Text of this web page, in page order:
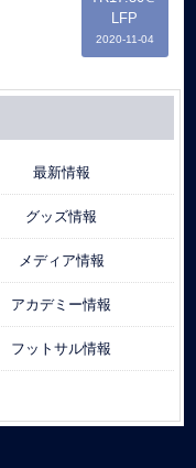
LFP
2020-11-04
最新情報
グッズ情報
メディア情報
アカデミー情報
フットサル情報